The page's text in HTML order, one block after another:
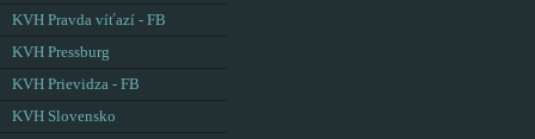
KVH Pravda víťazí - FB
KVH Pressburg
KVH Prievidza - FB
KVH Slovensko